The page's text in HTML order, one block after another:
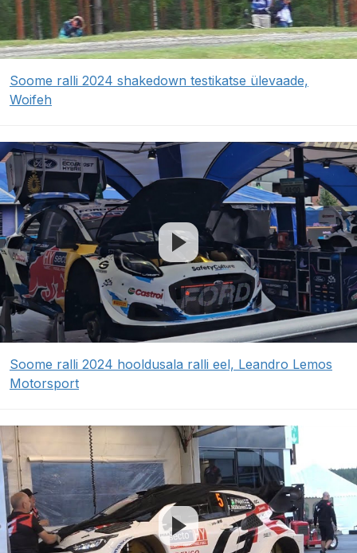
Soome ralli 2024 shakedown testikatse ülevaade,
Woifeh
Soome ralli 2024 hooldusala ralli eel, Leandro Lemos
Motorsport